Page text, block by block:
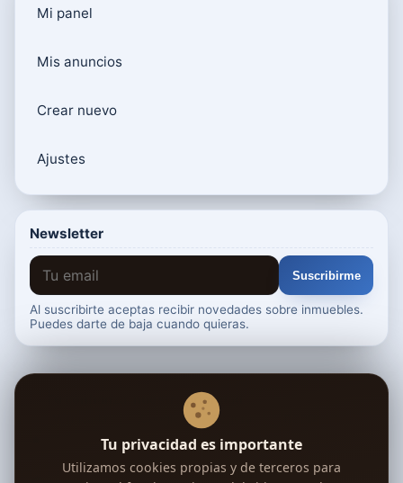
Mi panel
Mis anuncios
Crear nuevo
Ajustes
Newsletter
Suscribirme
Al suscribirte aceptas recibir novedades sobre inmuebles.
Puedes darte de baja cuando quieras.
Tu confianza, nuestra prioridad
Segura
Deja tu opinión en Trustpilot →
Tu privacidad es importante
Utilizamos cookies propias y de terceros para